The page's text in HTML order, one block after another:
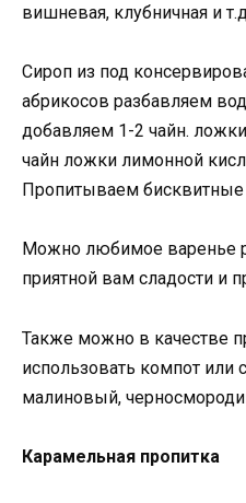
вишневая, клубничная и
Сироп из под
абрикосов разбавляем
добавляем 1-2 чайн.
чайн ложки лимонной
Пропитываем
Можно любимое варенье
приятной вам сладости и
Также можно в качестве
использовать компот
малиновый,
Карамельная пропитка